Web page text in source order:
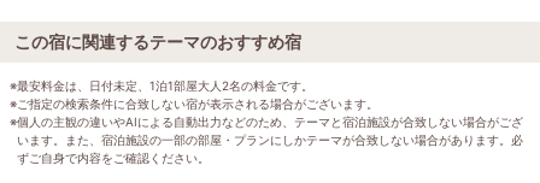
この宿に関連するテーマのおすすめ宿
※最安料金は、日付未定、1泊1部屋大人2名の料金です。
※ご指定の検索条件に合致しない宿が表示される場合がございます。
※個人の主観の違いやAIによる自動出力などのため、テーマと宿泊施設が合致しない場合がござ
います。また、宿泊施設の一部の部屋・プランにしかテーマが合致しない場合があります。必
ずご自身で内容をご確認ください。